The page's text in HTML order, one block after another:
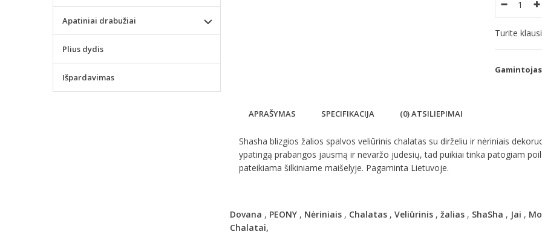
Turite
APRAŠYMAS SPECIFIKACIJA (0) ATSILIEPIMAI
Shasha blizgios žalios spalvos veliūrinis chalatas su dirželiu ir nėriniais
ypatingą prabangos jausmą ir nevaržo judesių, tad puikiai tinka patogiam
pateikiama šilkiniame maišelyje. Pagaminta Lietuvoje.
Dovana , PEONY, Nėriniais, Chalatas, Veliūrinis, žalias, ShaSha , Jai ,
Chalatai,
Apatiniai drabužiai
Plius dydis
Išpardavimas